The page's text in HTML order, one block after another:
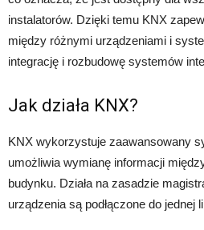
instalatorów. Dzięki temu KNX
między różnymi urządzeniami i
integrację i rozbudowę systemów
Jak działa KNX?
KNX wykorzystuje zaawansowany
umożliwia wymianę informacji
budynku. Działa na zasadzie
urządzenia są podłączone do jednej